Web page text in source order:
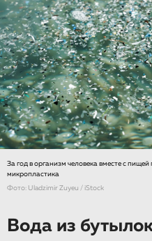
За год в организм человека вместе с
микропластика
Фото: Uladzimir Zuyeu / iStock
Вода из